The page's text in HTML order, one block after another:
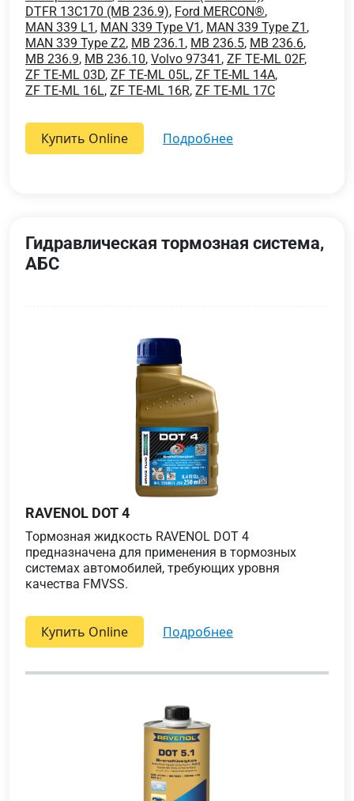
DTFR 13C170 (MB 236.9), Ford MERCON®,
MAN 339 L1 , MAN 339 Type V1 , MAN 339 Type Z1 ,
MAN 339 Type Z2, MB 236.1 , MB 236.5, MB 236.6,
MB 236.9, MB 236.10, Volvo 97341 , ZF TE-ML 02F,
ZF TE-ML 03D, ZF TE-ML 05L, ZF TE-ML 14A,
ZF TE-ML 16L, ZF TE-ML 16R, ZF TE-ML 17C
Купить Online подробнее
Гидравлическая тормозная система,
АБС
RAVENOL DOT 4
Тормозная жидкость RAVENOL DOT 4
предназначена для применения в тормозных
системах автомобилей, требующих уровня
качества FMVSS.
Купить Online подробнее